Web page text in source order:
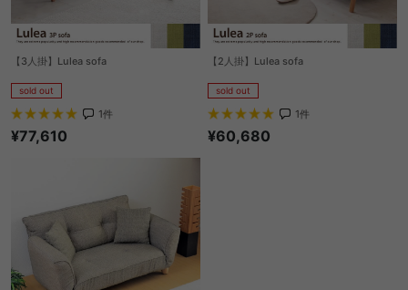
【3人掛】Lulea sofa
sold out
1件
¥77,610
【2人掛】Lulea sofa
sold out
1件
¥60,680